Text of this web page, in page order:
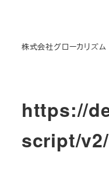
株式会社グローカリズム
https://
script/